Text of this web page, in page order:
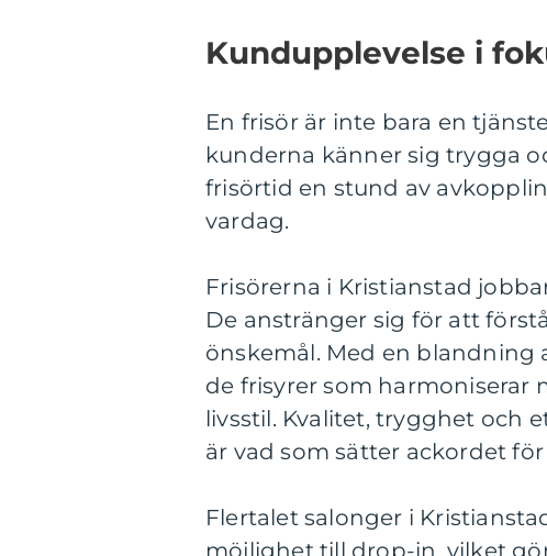
Kundupplevelse i
En frisör är inte bara en
kunderna känner sig trygga
frisörtid en stund av
vardag.
Frisörerna i Kristianstad
De anstränger sig för att
önskemål. Med en blandning
de frisyrer som harmoniserar
livsstil. Kvalitet, trygghet och
är vad som sätter ackordet
Flertalet salonger i
möjlighet till drop-in, vilket